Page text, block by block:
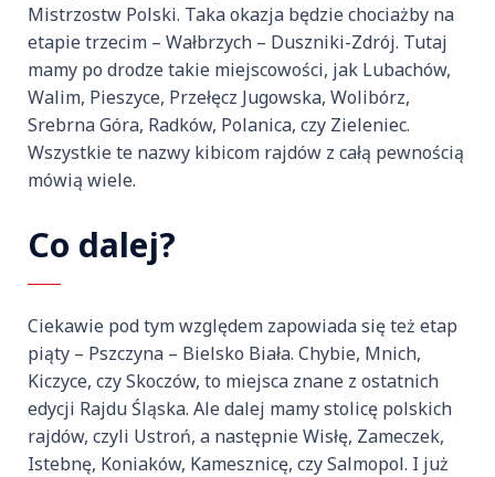
Mistrzostw Polski. Taka okazja będzie chociażby na
etapie trzecim – Wałbrzych – Duszniki-Zdrój. Tutaj
mamy po drodze takie miejscowości, jak Lubachów,
Walim, Pieszyce, Przełęcz Jugowska, Wolibórz,
Srebrna Góra, Radków, Polanica, czy Zieleniec.
Wszystkie te nazwy kibicom rajdów z całą pewnością
mówią wiele.
Co dalej?
Ciekawie pod tym względem zapowiada się też etap
piąty – Pszczyna – Bielsko Biała. Chybie, Mnich,
Kiczyce, czy Skoczów, to miejsca znane z ostatnich
edycji Rajdu Śląska. Ale dalej mamy stolicę polskich
rajdów, czyli Ustroń, a następnie Wisłę, Zameczek,
Istebnę, Koniaków, Kamesznicę, czy Salmopol. I już